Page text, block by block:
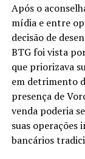
Após o
mídia e entre
decisão de
BTG foi vista
que priorizava
em detrimento
presença de
venda poderia
suas operações
bancários